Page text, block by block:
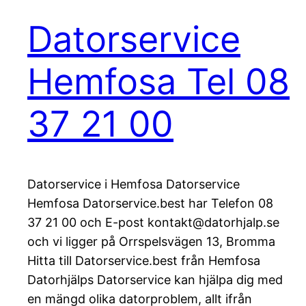
Datorservice
Hemfosa Tel 08
37 21 00
Datorservice i Hemfosa Datorservice
Hemfosa Datorservice.best har Telefon 08
37 21 00 och E-post kontakt@datorhjalp.se
och vi ligger på Orrspelsvägen 13, Bromma
Hitta till Datorservice.best från Hemfosa
Datorhjälps Datorservice kan hjälpa dig med
en mängd olika datorproblem, allt ifrån